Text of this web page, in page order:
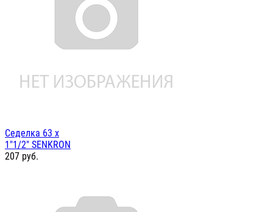
Седелка 63 х
1"1/2" SENKRON
207 руб.